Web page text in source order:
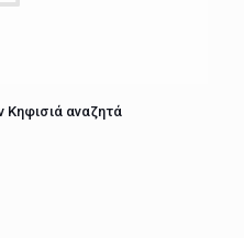
Κηφισιά αναζητά